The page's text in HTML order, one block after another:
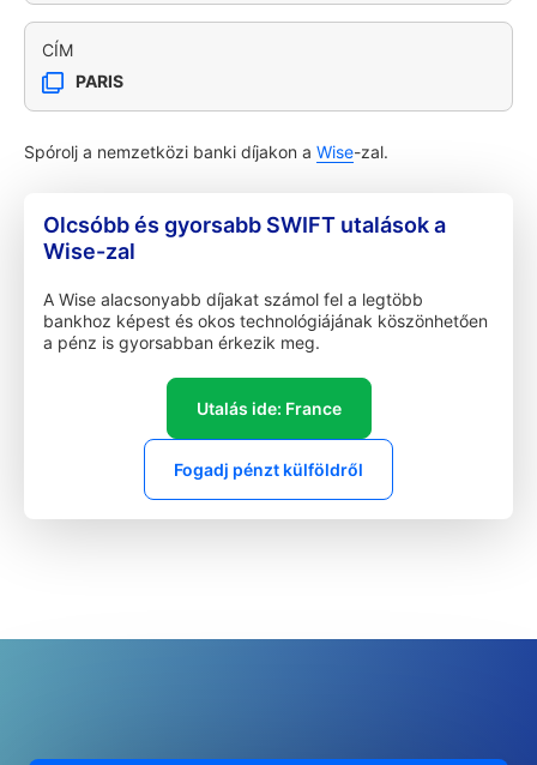
CÍM
PARIS
Spórolj a nemzetközi banki díjakon a Wise-zal.
Olcsóbb és gyorsabb SWIFT utalások a
Wise-zal
A Wise alacsonyabb díjakat számol fel a legtöbb
bankhoz képest és okos technológiájának köszönhetően
a pénz is gyorsabban érkezik meg.
Utalás ide: France
Fogadj pénzt külföldről